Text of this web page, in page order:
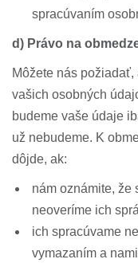
spracúvaním
d) Právo na
Môžete nás
vašich osobných
budeme vaše údaje
už nebudeme. K
dôjde, ak:
nám oznámite, že
neoveríme ich
ich spracúvame
vymazaním a